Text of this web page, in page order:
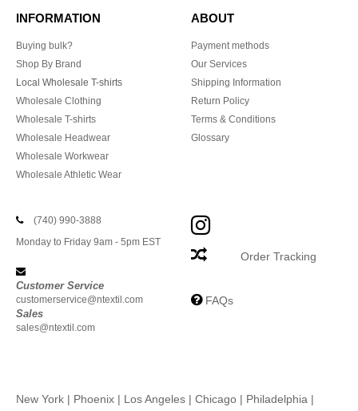
INFORMATION
Buying bulk?
Shop By Brand
Local Wholesale T-shirts
Wholesale Clothing
Wholesale T-shirts
Wholesale Headwear
Wholesale Workwear
Wholesale Athletic Wear
ABOUT
Payment methods
Our Services
Shipping Information
Return Policy
Terms & Conditions
Glossary
(740) 990-3888
Monday to Friday 9am - 5pm EST
Customer Service
customerservice@ntextil.com
Sales
sales@ntextil.com
Order Tracking
FAQs
New York | Phoenix | Los Angeles | Chicago | Philadelphia |